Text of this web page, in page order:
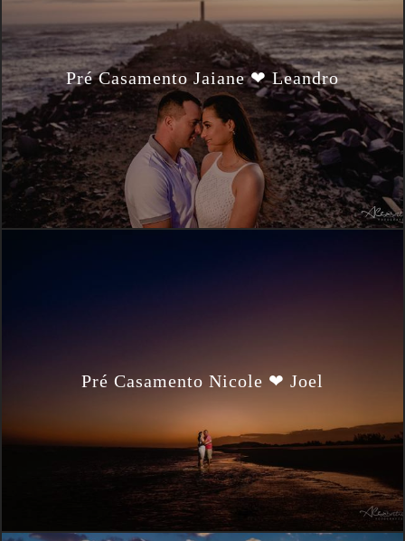
Pré Casamento Jaiane ❤ Leandro
Pré Casamento Nicole ❤ Joel